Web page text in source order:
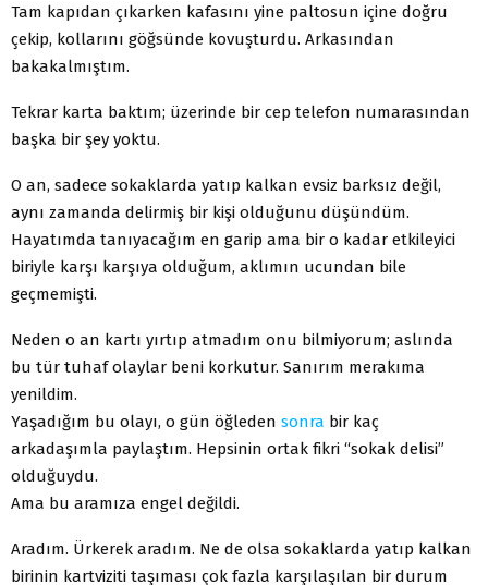
Tam kapıdan çıkarken kafasını yine paltosun içine doğru
çekip, kollarını göğsünde kovuşturdu. Arkasından
bakakalmıştım.
Tekrar karta baktım; üzerinde bir cep telefon numarasından
başka bir şey yoktu.
O an, sadece sokaklarda yatıp kalkan evsiz barksız değil,
aynı zamanda delirmiş bir kişi olduğunu düşündüm.
Hayatımda tanıyacağım en garip ama bir o kadar etkileyici
biriyle karşı karşıya olduğum, aklımın ucundan bile
geçmemişti.
Neden o an kartı yırtıp atmadım onu bilmiyorum; aslında
bu tür tuhaf olaylar beni korkutur. Sanırım merakıma
yenildim.
Yaşadığım bu olayı, o gün öğleden sonra bir kaç
arkadaşımla paylaştım. Hepsinin ortak fikri “sokak delisi”
olduğuydu.
Ama bu aramıza engel değildi.
Aradım. Ürkerek aradım. Ne de olsa sokaklarda yatıp kalkan
birinin kartviziti taşıması çok fazla karşılaşılan bir durum